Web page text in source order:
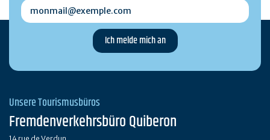
monmail@exemple.com
Unsere Tourismusbüros
Fremdenverkehrsbüro Quiberon